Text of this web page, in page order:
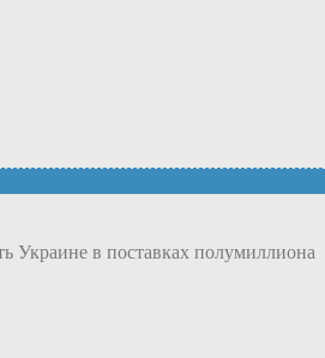
Украине в поставках полумиллиона